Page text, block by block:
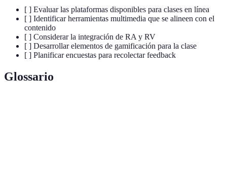
[ ] Evaluar las plataformas disponibles para clases en línea
[ ] Identificar herramientas multimedia que se alineen con el
contenido
[ ] Considerar la integración de RA y RV
[ ] Desarrollar elementos de gamificación para la clase
[ ] Planificar encuestas para recolectar feedback
Glossario